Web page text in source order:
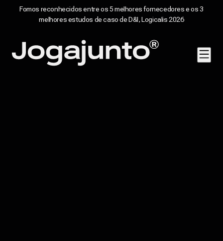
Pular para o conteúdo
Fomos reconhecidos entre os 5 melhores fornecedores e os 3
melhores estudos de caso de D&I, Logicalis 2026